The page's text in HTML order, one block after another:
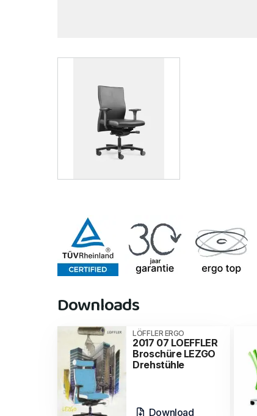
Downloads
LÖFFLER ERGO
2017 07 LOEFFLER
Broschüre LEZGO
Drehstühle
Download